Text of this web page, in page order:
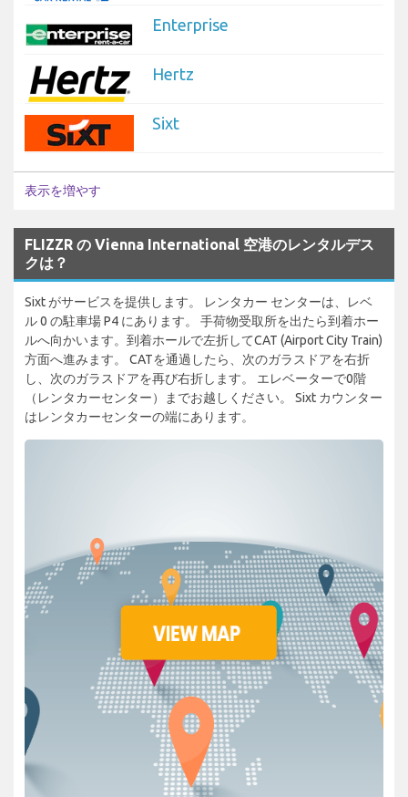
Enterprise
Hertz
Sixt
表示を増やす
FLIZZR の Vienna International 空港のレンタルデス
クは？
Sixt がサービスを提供します。 レンタカー センターは、レベ
ル 0 の駐車場 P4 にあります。 手荷物受取所を出たら到着ホー
ルへ向かいます。到着ホールで左折してCAT (Airport City Train)
方面へ進みます。 CATを通過したら、次のガラスドアを右折
し、次のガラスドアを再び右折します。 エレベーターで0階
（レンタカーセンター）までお越しください。 Sixt カウンター
はレンタカーセンターの端にあります。